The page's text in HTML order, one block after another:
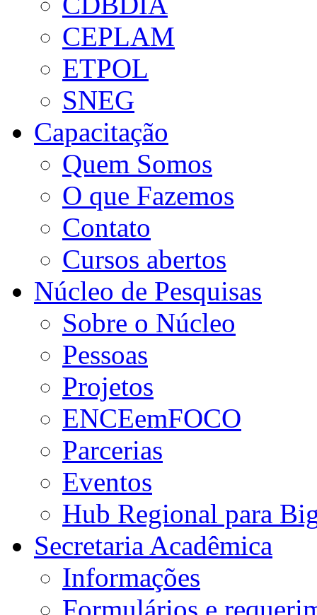
CEPLAM
ETPOL
SNEG
Capacitação
Quem Somos
O que Fazemos
Contato
Cursos abertos
Núcleo de Pesquisas
Sobre o Núcleo
Pessoas
Projetos
ENCEemFOCO
Parcerias
Eventos
Hub Regional para
Secretaria Acadêmica
Informações
Formulários e